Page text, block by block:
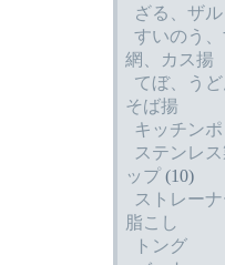
ざる、ザル
すいのう
網、カス揚
てぼ、うど
そば揚
キッチンポ
ステンレ
ップ(10)
ストレー
脂こし
トング